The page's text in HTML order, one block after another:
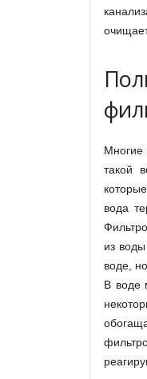
Многие
такой
вода
из
воде,
В воде